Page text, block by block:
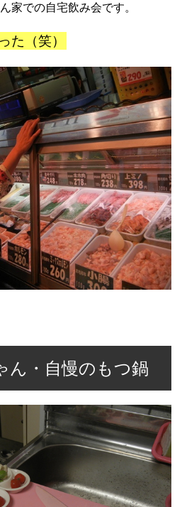
家での自宅飲み会です。
た（笑）
ん・自慢のもつ鍋